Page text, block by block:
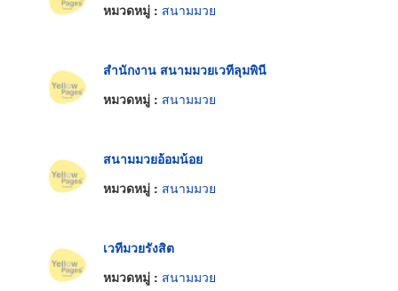
หมวดหมู่ : สนามมวย
สำนักงาน สนามมวยเวทีลุมพินี
หมวดหมู่ : สนามมวย
สนามมวยอ้อมน้อย
หมวดหมู่ : สนามมวย
เวทีมวยรังสิต
หมวดหมู่ : สนามมวย